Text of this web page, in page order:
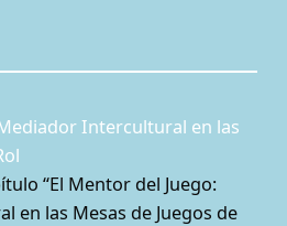
Intercultural en las
“El Mentor del Juego:
en las Mesas de Juegos de